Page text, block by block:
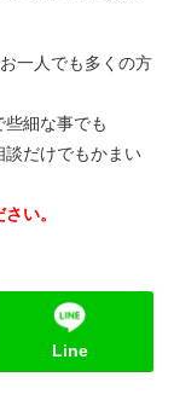
一人でも多くの方
細な事でも
談だけでもかまい
い。
Line